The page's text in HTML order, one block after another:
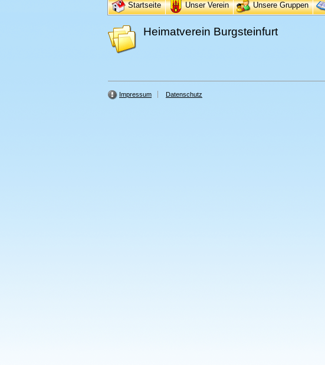
Startseite Unser Verein Unsere Gruppen
Heimatverein Burgsteinfurt
Impressum Datenschutz